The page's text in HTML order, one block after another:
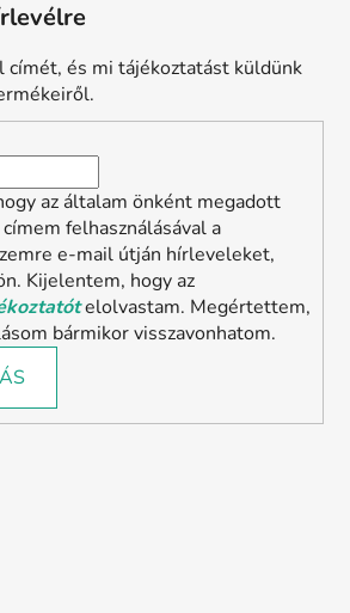
címét, és mi tájékoztatást küldünk
az általam önként megadott
felhasználásával a
e-mail útján hírleveleket,
Kijelentem, hogy az
elolvastam. Megértettem,
bármikor visszavonhatom.